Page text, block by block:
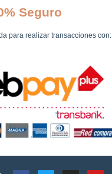
Seguro
para realizar transacciones con: